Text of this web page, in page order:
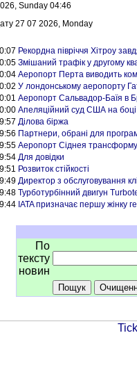
Sunday 04:46
27 07 2026, Monday
Рекордна півріччя Хітроу
Змішаний трафік у другому
Аеропорт Перта виводить
У лондонському аеропорту
Аеропорт Сальвадор-Баїя в
Апеляційний суд США на
Ділова біржа
Партнери, обрані для
Аеропорт Сіднея
Для довідки
Розвиток стійкості
Директор з обслуговування
Турботурбінний двигун
IATA призначає першу жінку
По
тексту
новин